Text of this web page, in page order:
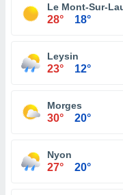
Le Mont-Sur-
28° 18°
Leysin
23° 12°
Morges
30° 20°
Nyon
27° 20°